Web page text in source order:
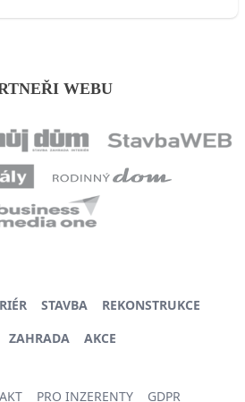
WEBU
STAVBA
REKONSTRUKCE
ZAHRADA
AKCE
PRO INZERENTY GDPR